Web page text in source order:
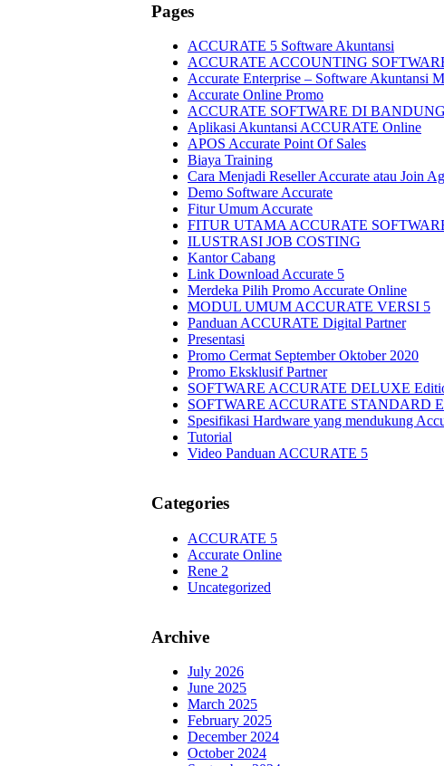
Pages
ACCURATE 5 Software Akuntansi
ACCURATE ACCOUNTING
Accurate Enterprise – Software Akuntansi
Accurate Online Promo
ACCURATE SOFTWARE DI BANDUNG
Aplikasi Akuntansi ACCURATE Online
APOS Accurate Point Of Sales
Biaya Training
Cara Menjadi Reseller Accurate atau Join
Demo Software Accurate
Fitur Umum Accurate
FITUR UTAMA ACCURATE
ILUSTRASI JOB COSTING
Kantor Cabang
Link Download Accurate 5
Merdeka Pilih Promo Accurate Online
MODUL UMUM ACCURATE VERSI 5
Panduan ACCURATE Digital Partner
Presentasi
Promo Cermat September Oktober 2020
Promo Eksklusif Partner
SOFTWARE ACCURATE DELUXE
SOFTWARE ACCURATE STANDARD
Spesifikasi Hardware yang mendukung
Tutorial
Video Panduan ACCURATE 5
Categories
ACCURATE 5
Accurate Online
Rene 2
Uncategorized
Archive
July 2026
June 2025
March 2025
February 2025
December 2024
October 2024